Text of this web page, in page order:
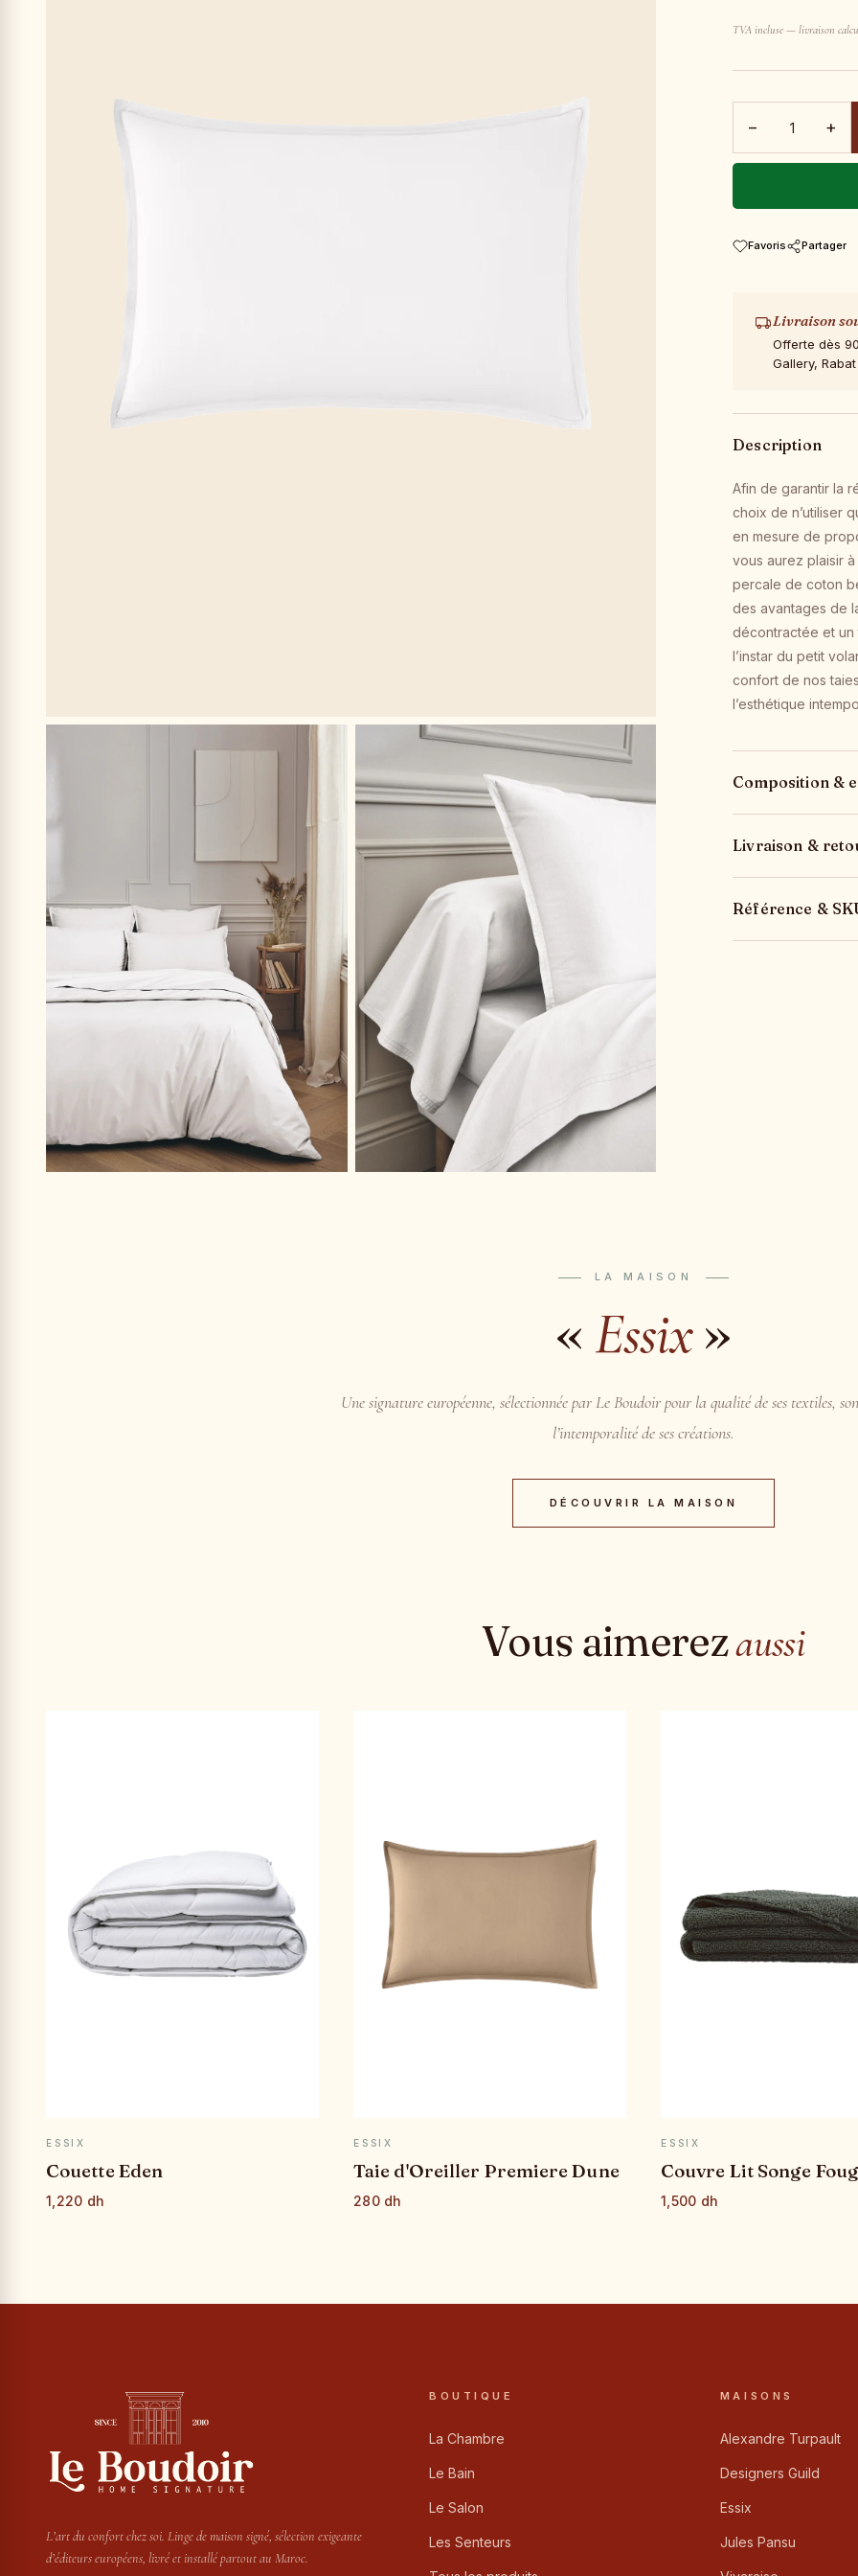
TVA incluse — livraison
− +
Favoris Partager
Livraison
Offerte dès
Gallery, Rabat
Description
Afin de garantir la
choix de n’utiliser
en mesure de
vous aurez plaisir
percale de coton
des avantages de
décontractée et un
l’instar du petit
confort de nos
l’esthétique
Composition &
Livraison &
Référence &
LA MAISON
« Essix»
Une signature européenne, sélectionnée par Le Boudoir pour la qualité de ses textiles,
l’intemporalité de ses créations.
DÉCOUVRIR LA MAISON
Vous aimerezaussi
ESSIX
Couette Eden
1,220 dh
ESSIX
Taie d'Oreiller Premiere Dune
280 dh
ESSIX
Couvre Lit Songe
1,500 dh
L’art du confort chez soi. Linge de maison signé, sélection exigeante
d’éditeurs européens, livré et installé partout au Maroc.
BOUTIQUE
La Chambre
Le Bain
Le Salon
Les Senteurs
MAISONS
Alexandre Turpault
Designers Guild
Essix
Jules Pansu